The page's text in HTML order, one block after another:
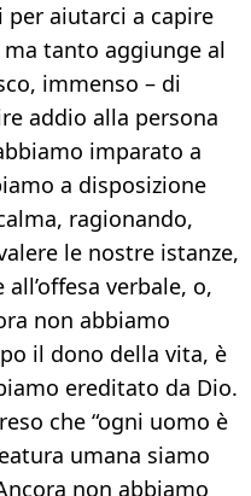
aiutarci a capire
tanto aggiunge al
immenso – di
addio alla persona
imparato a
a disposizione
ragionando,
le nostre istanze,
verbale, o,
non abbiamo
il dono della vita, è
ereditato da Dio.
che “ogni uomo è
umana siamo
non abbiamo